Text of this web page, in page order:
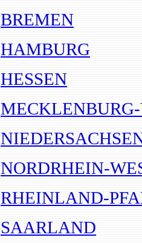
BREMEN
HAMBURG
HESSEN
NORDRHEIN-
RHEINLAND-
SAARLAND